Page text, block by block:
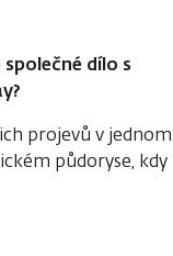
dílo s
projevů v jednom
půdoryse, kdy